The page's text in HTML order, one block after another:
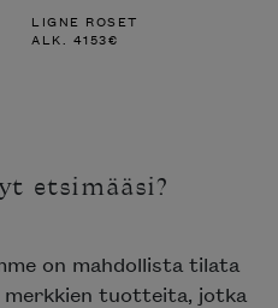
LIGNE ROSET
ALK. 4153€
etsimääsi?
on mahdollista tilata
merkkien tuotteita, jotka